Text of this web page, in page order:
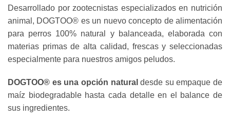
Desarrollado por zootecnistas especializados en nutrición
animal, DOGTOO® es un nuevo concepto de alimentación
para perros 100% natural y balanceada, elaborada con
materias primas de alta calidad, frescas y seleccionadas
especialmente para nuestros amigos peludos.
DOGTOO® es una opción natural desde su empaque de
maíz biodegradable hasta cada detalle en el balance de
sus ingredientes.